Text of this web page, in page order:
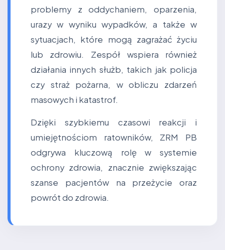
problemy z oddychaniem, oparzenia,
urazy w wyniku wypadków, a także w
sytuacjach, które mogą zagrażać życiu
lub zdrowiu. Zespół wspiera również
działania innych służb, takich jak policja
czy straż pożarna, w obliczu zdarzeń
masowych i katastrof.
Dzięki szybkiemu czasowi reakcji i
umiejętnościom ratowników, ZRM PB
odgrywa kluczową rolę w systemie
ochrony zdrowia, znacznie zwiększając
szanse pacjentów na przeżycie oraz
powrót do zdrowia.